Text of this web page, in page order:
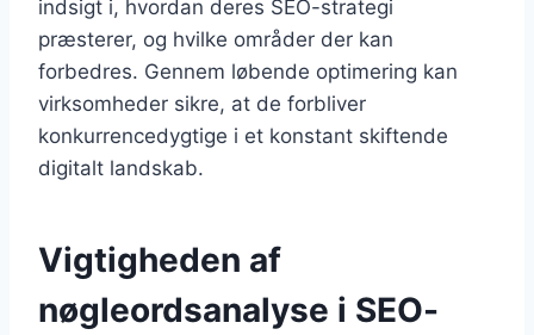
indsigt i, hvordan deres SEO-strategi
præsterer, og hvilke områder der kan
forbedres. Gennem løbende optimering kan
virksomheder sikre, at de forbliver
konkurrencedygtige i et konstant skiftende
digitalt landskab.
Vigtigheden af
nøgleordsanalyse i SEO-